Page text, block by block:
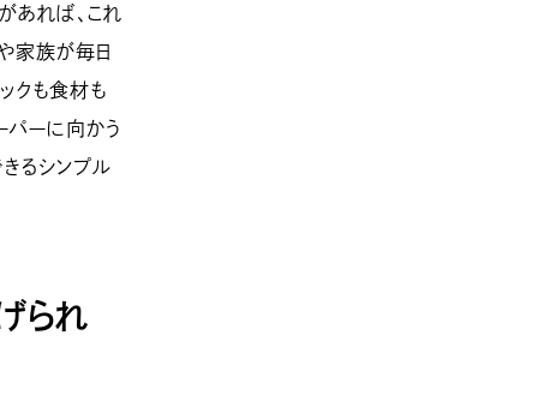
あれば、これ
家族が毎日
クも食材も
パーに向かう
るシンプル
られ